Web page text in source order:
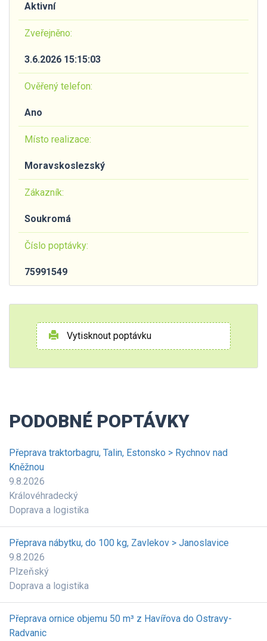
Aktivní
Zveřejněno:
3.6.2026 15:15:03
Ověřený telefon:
Ano
Místo realizace:
Moravskoslezský
Zákazník:
Soukromá
Číslo poptávky:
75991549
Vytisknout poptávku
PODOBNÉ POPTÁVKY
Přeprava traktorbagru, Talin, Estonsko > Rychnov nad
Kněžnou
9.8.2026
Královéhradecký
Doprava a logistika
Přeprava nábytku, do 100 kg, Zavlekov > Janoslavice
9.8.2026
Plzeňský
Doprava a logistika
Přeprava ornice objemu 50 m³ z Havířova do Ostravy-
Radvanic